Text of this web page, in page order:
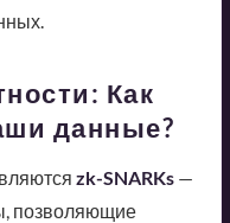
Как
данные?
zk-SNARKs—
позволяющие